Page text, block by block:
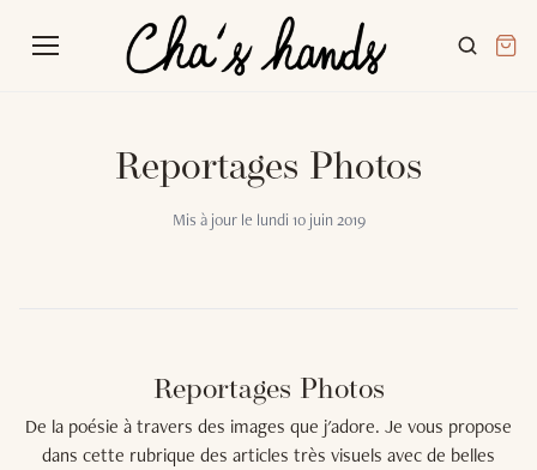
Reportages Photos
Mis à jour le lundi 10 juin 2019
Reportages Photos
De la poésie à travers des images que j'adore. Je vous propose
dans cette rubrique des articles très visuels avec de belles